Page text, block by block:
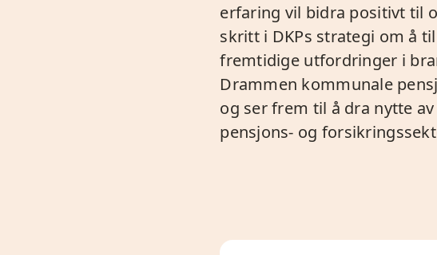
erfaring vil bidra positivt til
skritt i DKPs strategi om å
fremtidige utfordringer i
Drammen kommunale
og ser frem til å dra nytte
pensjons- og